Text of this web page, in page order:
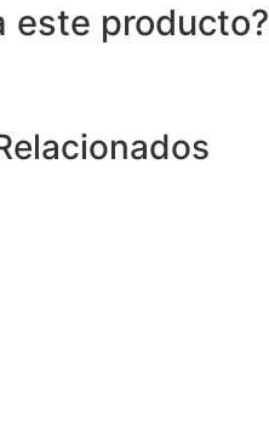
este producto?